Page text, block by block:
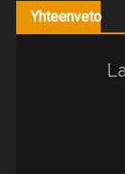
Yhteenveto